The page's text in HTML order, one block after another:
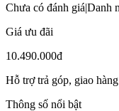
Chưa có đánh giá|Danh
Giá ưu đãi
10.490.000đ
Hỗ trợ trả góp, giao
Thông số nổi bật